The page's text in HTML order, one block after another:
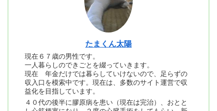
たまくん太陽
現在６７歳の男性です。
一人暮らしのできごとを綴っていきます。
現在 年金だけでは暮らしていけないので、足らずの
収入口を模索中です。現在は、多数のサイト運営で収
益化を目指しています。
４０代の後半に膠原病を患い（現在は完治）、おとと